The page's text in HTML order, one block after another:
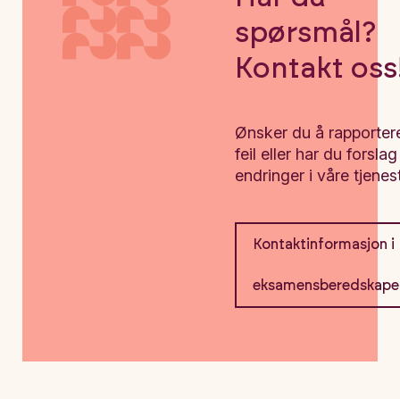
spørsmål?
Kontakt
Ønsker du å
feil eller har du
endringer i våre
Kontaktinformasjon i